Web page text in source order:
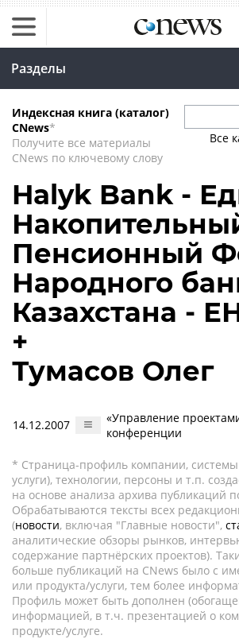
Разделы
Индексная книга (каталог)
CNews*
Получите все материалы
CNews по ключевому слову
Все
Halyk Bank -
Пенсионный
Народного
Казахстана -
+
Тумасов Олег
14.12.2007
«Управление
конференции
* Страница-профиль компании, системы
услуги), технологии, персоны и т.п.
на основе анализа архива публикаций
Обрабатываются тексты всех
(новости, включая "Главные новости",
аналитические обзоры рынков,
содержание партнёрских проектов).
больше публикаций на CNews было с
или продукта/услуги, тем более
Профиль может быть дополнен
информацией, в т.ч. презентацией о
продукте/услуге.